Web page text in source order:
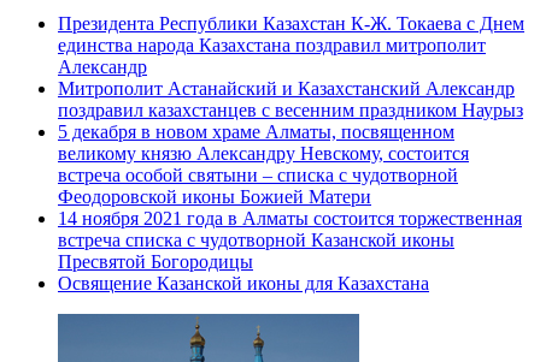
Президента Республики Казахстан К-Ж. Токаева с Днем
единства народа Казахстана поздравил митрополит
Александр
Митрополит Астанайский и Казахстанский Александр
поздравил казахстанцев с весенним праздником Наурыз
5 декабря в новом храме Алматы, посвященном
великому князю Александру Невскому, состоится
встреча особой святыни – списка с чудотворной
Феодоровской иконы Божией Матери
14 ноября 2021 года в Алматы состоится торжественная
встреча списка с чудотворной Казанской иконы
Пресвятой Богородицы
Освящение Казанской иконы для Казахстана